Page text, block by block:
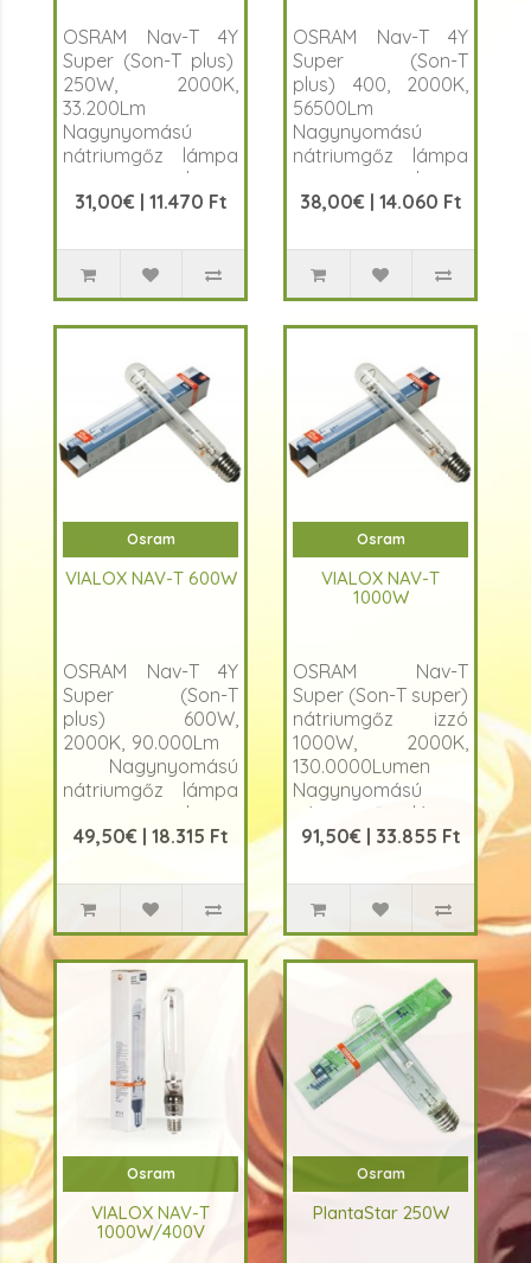
OSRAM Nav-T 4Y
Super (Son-T plus)
250W, 2000K,
33.200Lm
Nagynyomású
nátriumgőz lámpa
extra lumen
kibocsátás a
Rendkívül nagy
fényhasznosítás, ..
31,00€ | 11.470 Ft
OSRAM Nav-T 4Y
Super (Son-T
plus) 400, 2000K,
56500Lm
Nagynyomású
nátriumgőz lámpa
extra lumen
kibocsátás a
Rendkívül nagy
fényhasznosítás:
20...
38,00€ | 14.060 Ft
Osram
VIALOX NAV-T 600W
OSRAM Nav-T 4Y
Super (Son-T
plus) 600W,
2000K, 90.000Lm
Nagynyomású
nátriumgőz lámpa
extra lumen
kibocsátás a
Rendkívül nagy
fényhasznosítás..
49,50€ | 18.315 Ft
Osram
VIALOX NAV-T
1000W
OSRAM Nav-T
Super (Son-T super)
nátriumgőz izzó
1000W, 2000K,
130.0000Lumen
Nagynyomású
nátriumgőz lámpa
extra lumen
virágzáshoz.
Rendkívül n..
91,50€ | 33.855 Ft
Osram
VIALOX NAV-T
1000W/400V
Osram
PlantaStar 250W